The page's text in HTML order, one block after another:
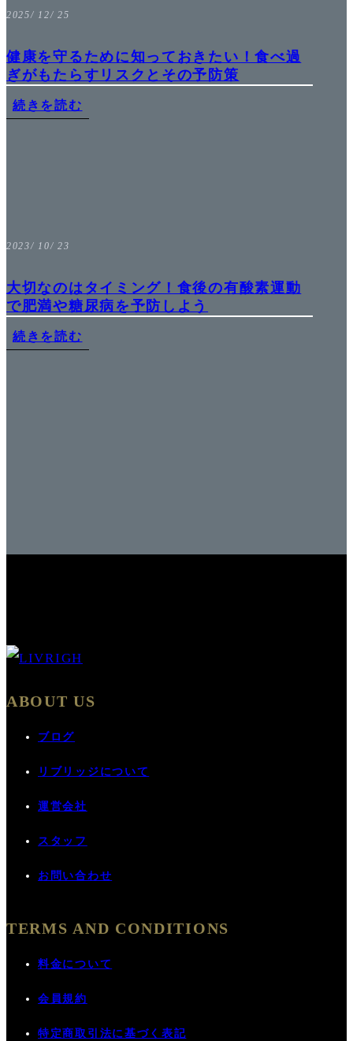
2025/ 12/ 25
健康を守るために知っておきたい！食べ過
ぎがもたらすリスクとその予防策
続きを読む
2023/ 10/ 23
大切なのはタイミング！食後の有酸素運動
で肥満や糖尿病を予防しよう
続きを読む
ABOUT US
ブログ
リブリッジについて
運営会社
スタッフ
お問い合わせ
TERMS AND CONDITIONS
料金について
会員規約
特定商取引法に基づく表記